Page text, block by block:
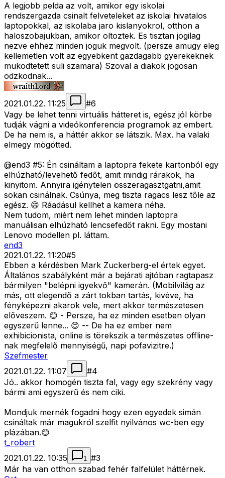
A legjobb pelda az volt, amikor egy iskolai
rendszergazda csinalt felveteleket az iskolai hivatalos
laptopokkal, az iskolaba jaro kislanyokrol, otthon a
haloszobajukban, amikor oltoztek. Es tisztan jogilag
nezve ehhez minden joguk megvolt. (persze amugy eleg
kellemetlen volt az egyebkent gazdagabb gyerekeknek
mukodtetett suli szamara) Szoval a diakok jogosan
odzkodnak...
2021.01.22. 11:25 #6
Vagy be lehet tenni virtuális hátteret is, egész jól körbe
tudják vágni a videókonferencia programok az embert.
De ha nem is, a háttér akkor se látszik. Max. ha valaki
elmegy mögötted.
@end3 #5: Én csináltam a laptopra fekete kartonból egy
elhúzható/levehető fedőt, amit mindig rárakok, ha
kinyitom. Annyira igénytelen összeragasztgatni,amit
sokan csinálnak. Csúnya, meg tiszta ragacs lesz tőle az
egész. 😄 Ráadásul kellhet a kamera néha.
Nem tudom, miért nem lehet minden laptopra
manuálisan elhúzható lencsefedőt rakni. Egy mostani
Lenovo modellen pl. láttam.
end3
2021.01.22. 11:20#5
Ebben a kérdésben Mark Zuckerberg-el értek egyet.
Általános szabályként már a bejárati ajtóban ragtapasz
bármilyen "belépni igyekvő" kamerán. (Mobilvilág az
más, ott elegendő a zárt tokban tartás, kivéve, ha
fényképezni akarok vele, mert akkor természetesen
előveszem. 😊 - Persze, ha ez minden esetben olyan
egyszerű lenne... 😊 -- De ha ez ember nem
exhibicionista, online is törekszik a természetes offline-
nak megfelelő mennyiségű, napi pofavizitre.)
Szefmester
2021.01.22. 11:07
#4
Jó.. akkor homogén tiszta fal, vagy egy szekrény vagy
bármi ami egyszerű és nem ciki.
Mondjuk mernék fogadni hogy ezen egyedek simán
csináltak már magukról szelfit nyilvános wc-ben egy
plázában.😊
t_robert
2021.01.22. 10:35
1 #3
Már ha van otthon szabad fehér falfelület háttérnek.